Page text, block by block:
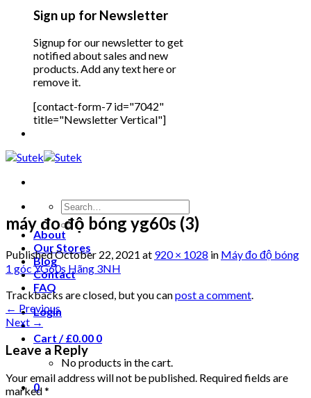
Sign up for Newsletter
Signup for our newsletter to get
notified about sales and new
products. Add any text here or
remove it.
[contact-form-7 id="7042"
title="Newsletter Vertical"]
About
Our Stores
Blog
Contact
FAQ
Login
Cart /£0.00 0
No products in the cart.
0
máy đo độ bóng yg60s (3)
PublishedOctober 22, 2021 at 920 × 1028 in Máy đo độ bóng
1 góc YG60s Hãng 3NH
Trackbacks are closed, but you canpost a comment.
← Previous
Next →
Leave a Reply
Your email address will not be published. Required fields are
marked*